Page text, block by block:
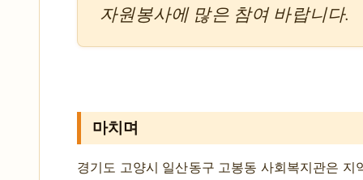
자원봉사에 많은 참여 바랍니다.
마치며
경기도 고양시 일산동구 고봉동 사회복지관은 지